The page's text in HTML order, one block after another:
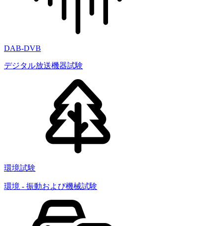
DAB-DVB
デジタル放送機器試験
環境試験
環境 - 振動および機械試験